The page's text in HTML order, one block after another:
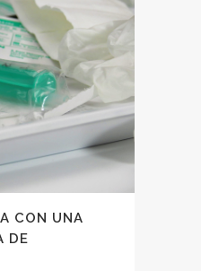
CON UNA
DE